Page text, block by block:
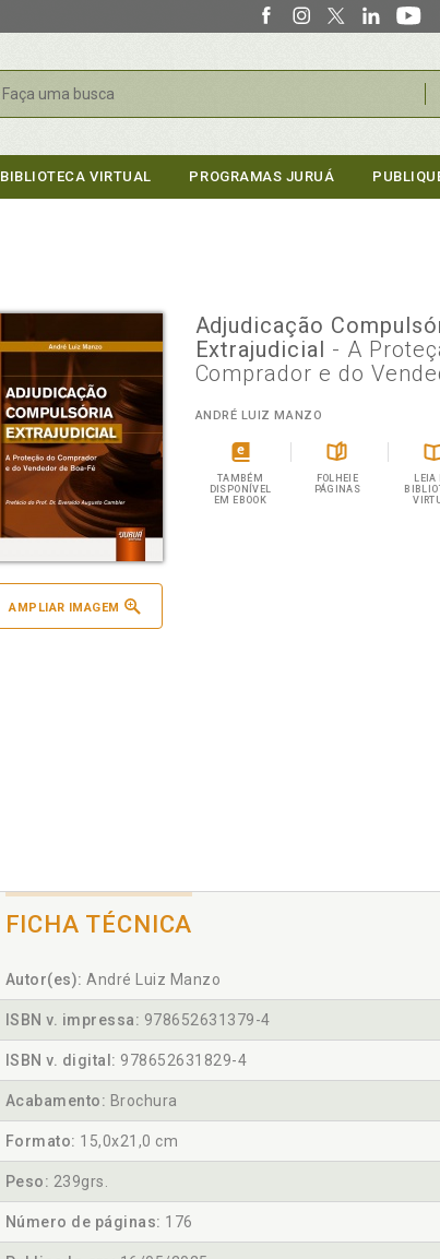
Buscar
BIBLIOTECA VIRTUAL PROGRAMAS JURUÁ
AMPLIAR IMAGEM
Adjudicação
Extrajudicial - A
Comprador e do
ANDRÉ LUIZ MANZO
TAMBÉM
DISPONÍVEL
EM EBOOK
FOLHEIE
PÁGINAS
LEIA
FICHA TÉCNICA
Autor(es): André Luiz Manzo
ISBN v. impressa: 978652631379-4
ISBN v. digital: 978652631829-4
Acabamento: Brochura
Formato: 15,0x21,0 cm
Peso: 239grs.
Número de páginas: 176